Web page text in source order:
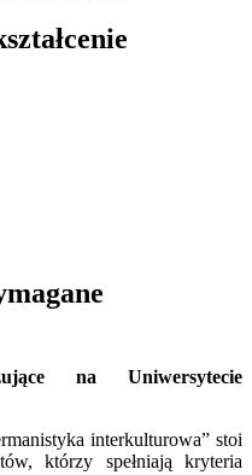
na Uniwersytecie
interkulturowa” stoi
którzy spełniają kryteria